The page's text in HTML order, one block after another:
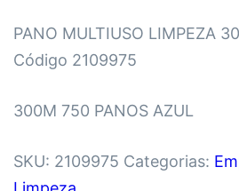
PANO MULTIUSO LIMPEZA
Código 2109975
300M 750 PANOS AZUL
SKU: 2109975 Categorias: